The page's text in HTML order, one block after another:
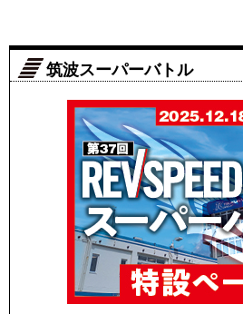
筑波スーパーバトル